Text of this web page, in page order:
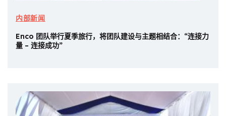
内部新闻
Enco 团队举行夏季旅行，将团队建设与主题相结合：“连接力
量 – 连接成功”